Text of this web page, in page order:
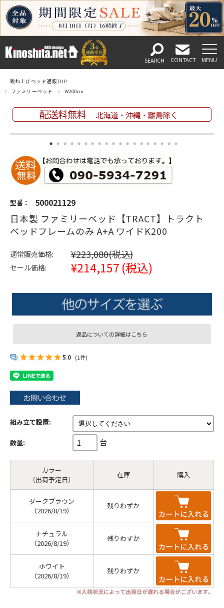
跳ね上げベッド通販TOP
ファミリーベッド
W200cm
型番： 500021129
日本製 ファミリーベッド【TRACT】トラクト
ベッドフレームのみ A+A ワイドK200
通常販売価格: ¥223,080(税込)
セール価格: ¥214,157 (税込)
返品についての詳細はこちら
5.0 (1件)
組み立て設置:
数量: 台
カラー
（出荷予定日）
在庫 購入
ダークブラウン
（2026/8/19）
残りわずか
ナチュラル
（2026/8/19）
残りわずか
ホワイト
（2026/8/19）
残りわずか